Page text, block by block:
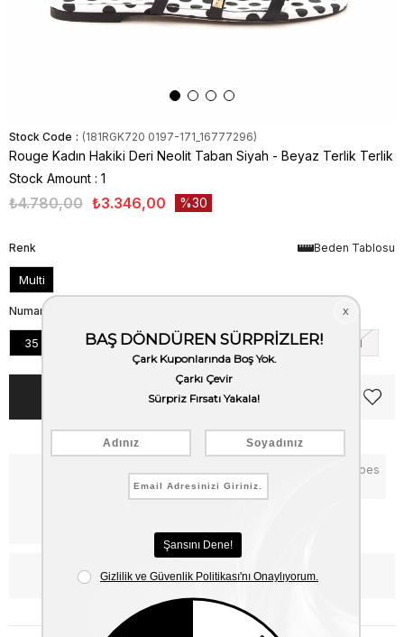
Stock Code (181RGK720 0197-171_16777296)
Rouge Kadın Hakiki Deri Neolit Taban Siyah - Beyaz Terlik Terlik
Stock Amount : 1
₺4.780,00 ₺3.346,00 30
Beden Tablosu
Renk
Multi
Numara
35 36 37 38 39 40 41
Critical Stock
Notify me when the price goes
down
WhatsApp’tan Bilgi Al